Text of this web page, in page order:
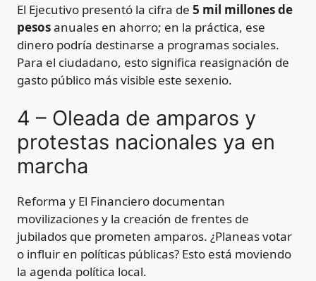
El Ejecutivo presentó la cifra de 5 mil millones de
pesosanuales en ahorro; en la práctica, ese
dinero podría destinarse a programas sociales.
Para el ciudadano, esto significa reasignación de
gasto público más visible este sexenio.
4 – Oleada de amparos y
protestas nacionales ya en
marcha
Reforma y El Financiero documentan
movilizaciones y la creación de frentes de
jubilados que prometen amparos. ¿Planeas votar
o influir en políticas públicas? Esto está moviendo
la agenda política local.